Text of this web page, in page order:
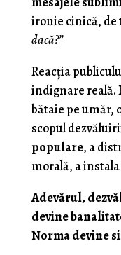
ironie cinică, de
dacă?”
Reacția
indignare reală.
bătaie pe umăr,
scopul
populare, a
morală, a
Adevărul,
devine
Norma devine